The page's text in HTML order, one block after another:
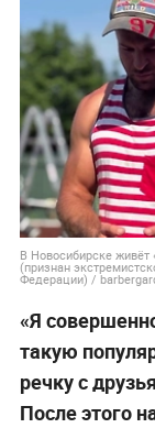
В Новосибирске
(признан
Федерации) /
«Я
такую
речку с
После этого